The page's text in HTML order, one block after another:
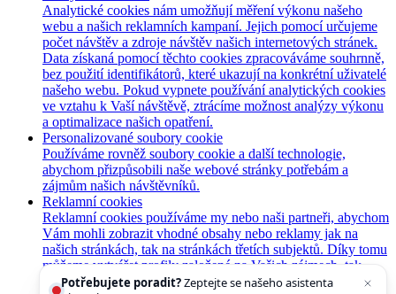
Analytické cookies nám umožňují měření výkonu našeho
webu a našich reklamních kampaní. Jejich pomocí určujeme
počet návštěv a zdroje návštěv našich internetových stránek.
Data získaná pomocí těchto cookies zpracováváme souhrnně,
bez použití identifikátorů, které ukazují na konkrétní uživatelé
našeho webu. Pokud vypnete používání analytických cookies
ve vztahu k Vaší návštěvě, ztrácíme možnost analýzy výkonu
a optimalizace našich opatření.
Personalizované soubory cookie
Používáme rovněž soubory cookie a další technologie,
abychom přizpůsobili naše webové stránky potřebám a
zájmům našich návštěvníků.
Reklamní cookies
Reklamní cookies používáme my nebo naši partneři, abychom
Vám mohli zobrazit vhodné obsahy nebo reklamy jak na
našich stránkách, tak na stránkách třetích subjektů. Díky tomu
můžeme vytvářet profily založené na Vašich zájmech, tak
zvané pseudonymizované profily. Na základě těchto
Potřebujete poradit?Zeptejte se našeho asistenta